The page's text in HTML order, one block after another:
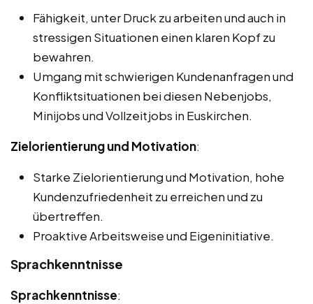
Fähigkeit, unter Druck zu arbeiten und auch in
stressigen Situationen einen klaren Kopf zu
bewahren.
Umgang mit schwierigen Kundenanfragen und
Konfliktsituationen bei diesen Nebenjobs,
Minijobs und Vollzeitjobs in Euskirchen.
Zielorientierung und Motivation:
Starke Zielorientierung und Motivation, hohe
Kundenzufriedenheit zu erreichen und zu
übertreffen.
Proaktive Arbeitsweise und Eigeninitiative.
Sprachkenntnisse
Sprachkenntnisse: